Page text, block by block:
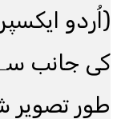
(اُردو
کی جانب سے
طور تصویر شیئر